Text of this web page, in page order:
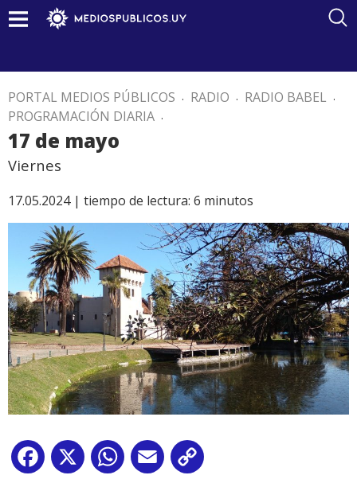
PORTAL MEDIOS PÚBLICOS . RADIO . RADIO BABEL .
PROGRAMACIÓN DIARIA .
17 de mayo
Viernes
17.05.2024 | tiempo de lectura: 6 minutos
Facebook
X WhatsApp
Email